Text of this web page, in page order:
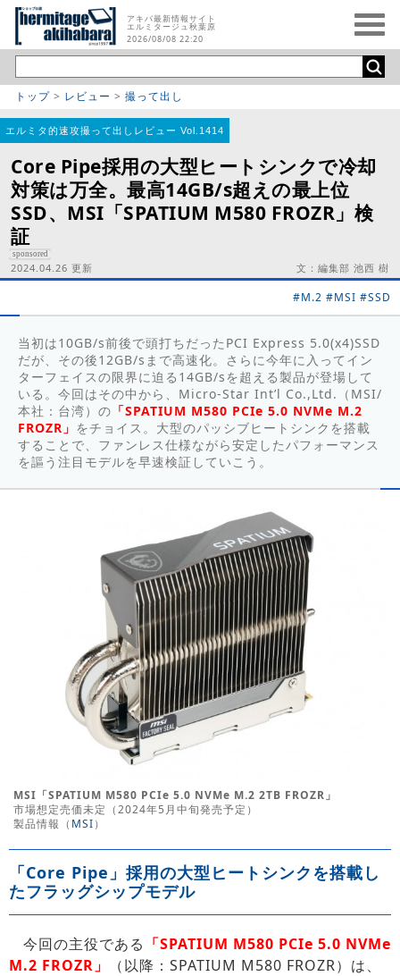
アキバ最新情報サイト
エルミタージュ秋葉原
2026/08/08 22:20
トップ > レビュー > 撮って出し
エルミタ的速攻撮って出しレビュー Vol.1414
Core Pipe採用の大型ヒートシンクで冷却
対策は万全。最高14GB/s超えの最上位
SSD、MSI「SPATIUM M580 FROZR」検
証
sponsored
2024.04.26 更新 文：編集部 池西 樹
#M.2 #MSI #SSD
当初は10GB/s前後で頭打ちだったPCI Express 5.0(x4)SSD
だが、その後12GB/sまで高速化。さらに今年に入ってイン
ターフェイスの限界に迫る14GB/sを超える製品が登場して
いる。今回はその中から、Micro-Star Int’l Co.,Ltd.（MSI/
本社：台湾）の 「SPATIUM M580 PCIe 5.0 NVMe M.2
FROZR」 をチョイス。大型のパッシブヒートシンクを搭載
することで、ファンレス仕様ながら安定したパフォーマンス
を謳う注目モデルを早速検証していこう。
MSI「SPATIUM M580 PCIe 5.0 NVMe M.2 2TB FROZR」
市場想定売価未定（2024年5月中旬発売予定）
製品情報（ MSI）
「Core Pipe」採用の大型ヒートシンクを搭載し
たフラッグシップモデル
今回の主役である 「SPATIUM M580 PCIe 5.0 NVMe
M.2 FROZR」
（以降：SPATIUM M580 FROZR）は、